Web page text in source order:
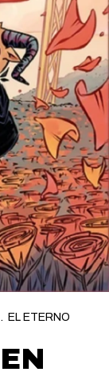
. EL ETERNO